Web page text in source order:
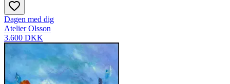
Dagen med dig
Atelier Olsson
3.600 DKK